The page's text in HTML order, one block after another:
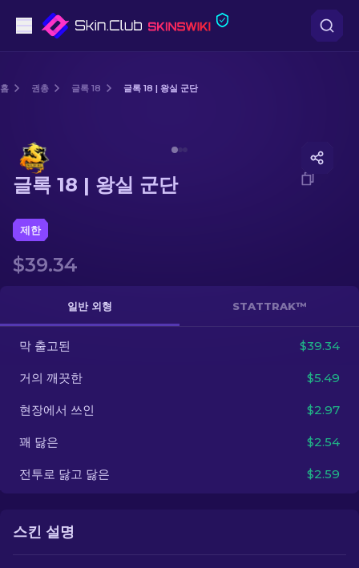
저격소총
장갑
케이스
기타
홈 권총 글록 18 글록 18 | 왕실 군단
글록 18 | 왕실 군단
제한
$39.34
일반 외형 STATTRAK™
막 출고된 $39.34
거의 깨끗한 $5.49
현장에서 쓰인 $2.97
꽤 닳은 $2.54
전투로 닳고 닳은 $2.59
스킨 설명